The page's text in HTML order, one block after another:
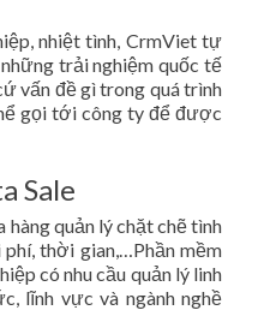
nhiệt tình, CrmViet tự
trải nghiệm quốc tế
vấn đề gì trong quá trình
gọi tới công ty để được
Sale
hàng quản lý chặt chẽ tình
thời gian,…Phần mềm
có nhu cầu quản lý linh
lĩnh vực và ngành nghề